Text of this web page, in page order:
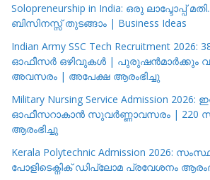
Solopreneurship in India: ഒരു ലാപ്ടോപ്പ്
ബിസിനസ്സ് തുടങ്ങാം | Business Ideas
Indian Army SSC Tech Recruitment
ഓഫീസർ ഒഴിവുകൾ | പുരുഷൻമാർക്കും
അവസരം | അപേക്ഷ ആരംഭിച്ചു
Military Nursing Service Admission
ഓഫീസറാകാൻ സുവർണ്ണാവസരം | 220
ആരംഭിച്ചു
Kerala Polytechnic Admission 2026:
പോളിടെക്നിക് ഡിപ്ലോമ പ്രവേശനം